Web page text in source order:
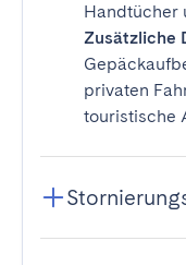
Handtücher
Zusätzliche
privaten
touristische